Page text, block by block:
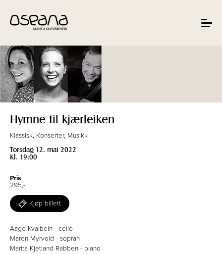
innhold
navigasjon
Toggle
Aage Kvalbein - cello
Maren Myrvold - sopran
Marita Kjetland Rabben - piano
Hymne til kjærleiken
Klassisk, Konserter, Musikk
Torsdag 12. mai 2022
Kl. 19:00
Pris
295,-
Kjøp billett